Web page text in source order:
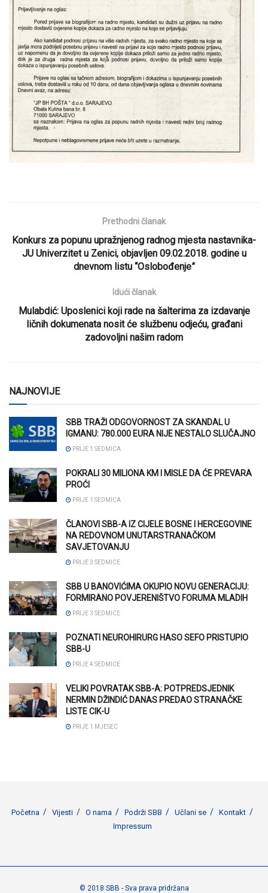
Prethodni članak
Konkurs za popunu upražnjenog radnog mjesta nastavnika-
JU Univerzitet u Zenici, objavljen 09.02.2018. godine u
dnevnom listu “Oslobođenje”
Idući članak
Mulabdić: Uposlenici koji rade na šalterima za izdavanje
ličnih dokumenata nosit će službenu odjeću, građani
zadovoljni našim radom
NAJNOVIJE
SBB TRAŽI ODGOVORNOST ZA SKANDAL U
IGMANU: 780.000 EURA NIJE NESTALO SLUČAJNO
PRIJE 1 SEDMICA
POKRALI 30 MILIONA KM I MISLE DA ĆE PREVARA
PROĆI
PRIJE 1 SEDMICA
ČLANOVI SBB-A IZ CIJELE BOSNE I HERCEGOVINE
NA REDOVNOM UNUTARSTRANAČKOM
SAVJETOVANJU
PRIJE 3 SEDMICE
SBB U BANOVIĆIMA OKUPIO NOVU GENERACIJU:
FORMIRANO POVJERENIŠTVO FORUMA MLADIH
PRIJE 3 SEDMICE
POZNATI NEUROHIRURG HASO SEFO PRISTUPIO
SBB-U
PRIJE 4 SEDMICE
VELIKI POVRATAK SBB-A: POTPREDSJEDNIK
NERMIN DŽINDIĆ DANAS PREDAO STRANAČKE
LISTE CIK-U
PRIJE 1 MJESEC
Početna Vijesti O nama Podrži SBB Učlani se
Kontakt
Impressum
© 2018 SBB - Sva prava pridržana